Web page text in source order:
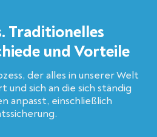
Traditionelles
und Vorteile
der alles in unserer Welt
und sich an die sich ständig
anpasst, einschließlich